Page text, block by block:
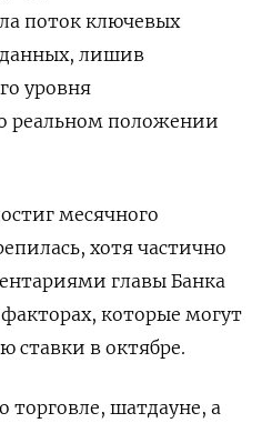
поток ключевых
лишив
уровня
реальном положении
месячного
хотя частично
главы Банка
которые могут
ставки в октябре.
торговле, шатдауне, а